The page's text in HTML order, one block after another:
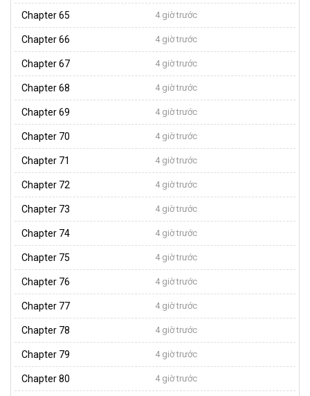
Chapter 65 4 giờ trước
Chapter 66 4 giờ trước
Chapter 67 4 giờ trước
Chapter 68 4 giờ trước
Chapter 69 4 giờ trước
Chapter 70 4 giờ trước
Chapter 71 4 giờ trước
Chapter 72 4 giờ trước
Chapter 73 4 giờ trước
Chapter 74 4 giờ trước
Chapter 75 4 giờ trước
Chapter 76 4 giờ trước
Chapter 77 4 giờ trước
Chapter 78 4 giờ trước
Chapter 79 4 giờ trước
Chapter 80 4 giờ trước